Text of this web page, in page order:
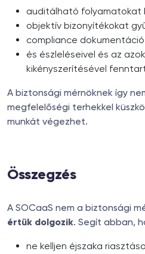
auditálható folyamatokat
objektív bizonyítékokat
compliance
és észleléseivel és az
kikényszerítésével
A biztonsági mérnöknek így
megfelelőségi terhekkel
munkát végezhet.
Összegzés
A SOCaaS nem a biztonsági
értük dolgozik. Segít abban,
ne kelljen éjszaka